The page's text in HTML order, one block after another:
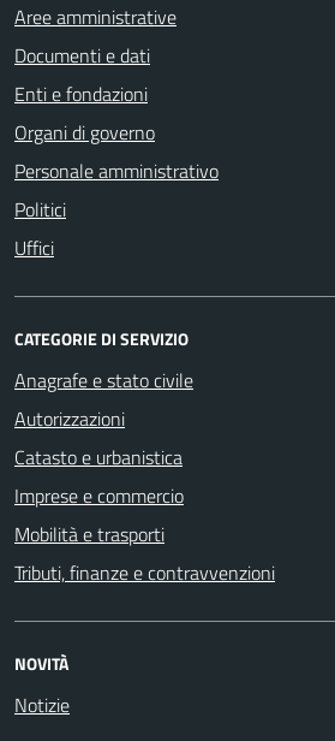
Aree amministrative
Documenti e dati
Enti e fondazioni
Organi di governo
Personale amministrativo
Politici
Uffici
CATEGORIE DI SERVIZIO
Anagrafe e stato civile
Autorizzazioni
Catasto e urbanistica
Imprese e commercio
Mobilità e trasporti
Tributi, finanze e contravvenzioni
NOVITÀ
Notizie